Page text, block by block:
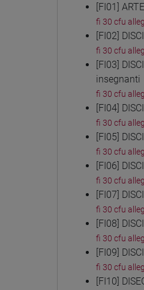
[FI01]
fi 30 cfu
[FI02]
fi 30 cfu
[FI03]
insegnanti
fi 30 cfu
[FI04]
fi 30 cfu
[FI05]
fi 30 cfu
[FI06]
fi 30 cfu
[FI07]
fi 30 cfu
[FI08]
fi 30 cfu
[FI09]
fi 30 cfu
[FI10]